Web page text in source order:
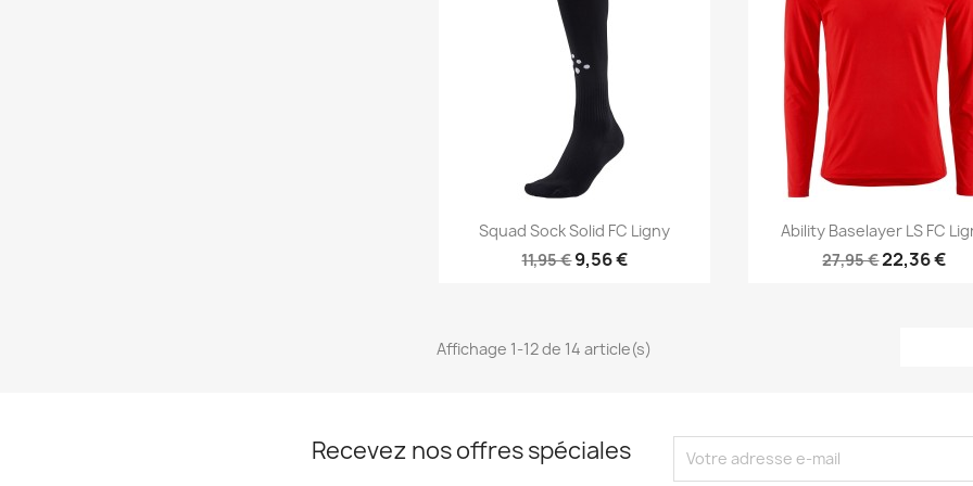
 Aperçu rapide
Squad Sock Solid FC Ligny
11,95 €9,56 €
Aperçu rapide
Ability Baselayer LS FC
27,95 €22,36 €
Affichage 1-12 de 14 article(s)
Recevez nos offres spéciales